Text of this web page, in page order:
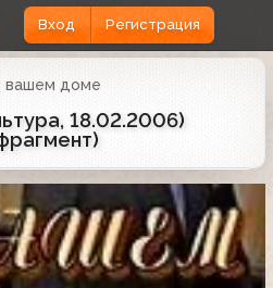
Вход Регистрация
вашем доме
18.02.2006)